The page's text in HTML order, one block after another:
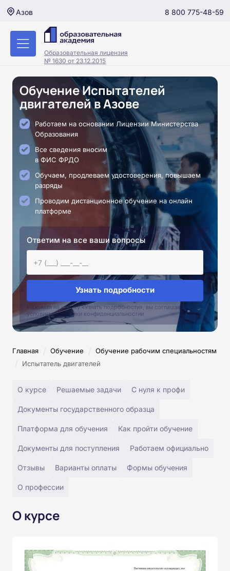
Азов 8 800 775-48-59
Образовательная лицензия
№ 1630 от 23.12.2015
Обучение Испытателей
двигателей в Азове
Работаем на основании Лицензии Министерства
Образования
Все сведения вносим
в ФИС ФРДО
Обучаем, продлеваем удостоверения, повышаем
разряды
Проводим дистанционное обучение на онлайн
платформе
Ответим на все ваши вопросы
Узнать подробности
Нажимая на кнопку «Узнать подробности», вы соглашаетесь с
условиями политики конфиденциальностии
Главная / Обучение / Обучение рабочим специальностям
/ Испытатель двигателей
О курсе Решаемые задачи С нуля к профи
Документы государственного образца
Платформа для обучения Как пройти обучение
Документы для поступления Работаем официально
Отзывы Варианты оплаты Формы обучения
О профессии
О курсе